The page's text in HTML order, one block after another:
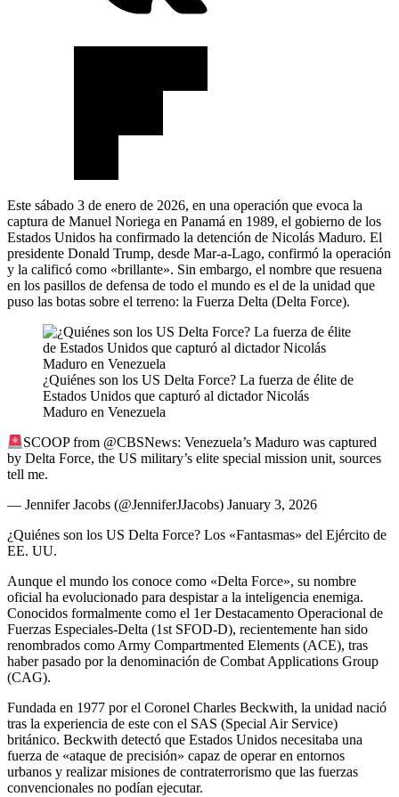
Este sábado 3 de enero de 2026, en una operación que evoca la
captura de Manuel Noriega en Panamá en 1989, el gobierno de los
Estados Unidos ha confirmado la detención de Nicolás Maduro. El
presidente Donald Trump, desde Mar-a-Lago, confirmó la operación
y la calificó como «brillante». Sin embargo, el nombre que resuena
en los pasillos de defensa de todo el mundo es el de la unidad que
puso las botas sobre el terreno: la Fuerza Delta (Delta Force).
¿Quiénes son los US Delta Force? La fuerza de élite de
Estados Unidos que capturó al dictador Nicolás
Maduro en Venezuela
SCOOP from @CBSNews: Venezuela’s Maduro was captured
by Delta Force, the US military’s elite special mission unit, sources
tell me.
— Jennifer Jacobs (@JenniferJJacobs) January 3, 2026
¿Quiénes son los US Delta Force? Los «Fantasmas» del Ejército de
EE. UU.
Aunque el mundo los conoce como «Delta Force», su nombre
oficial ha evolucionado para despistar a la inteligencia enemiga.
Conocidos formalmente como el 1er Destacamento Operacional de
Fuerzas Especiales-Delta (1st SFOD-D), recientemente han sido
renombrados como Army Compartmented Elements (ACE), tras
haber pasado por la denominación de Combat Applications Group
(CAG).
Fundada en 1977 por el Coronel Charles Beckwith, la unidad nació
tras la experiencia de este con el SAS (Special Air Service)
británico. Beckwith detectó que Estados Unidos necesitaba una
fuerza de «ataque de precisión» capaz de operar en entornos
urbanos y realizar misiones de contraterrorismo que las fuerzas
convencionales no podían ejecutar.